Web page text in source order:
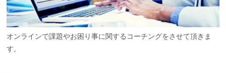
オンラインで課題やお困り事に関するコーチングをさせて頂きま
す。